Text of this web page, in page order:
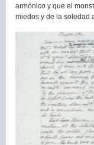
armónico y que el
miedos y de la soledad